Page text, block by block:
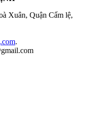
Xuân, Quận Cẩm lệ,
.